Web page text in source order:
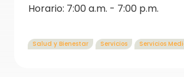
Horario: 7:00 a.m. - 7:00 p.m.
Salud y Bienestar Servicios Servicios